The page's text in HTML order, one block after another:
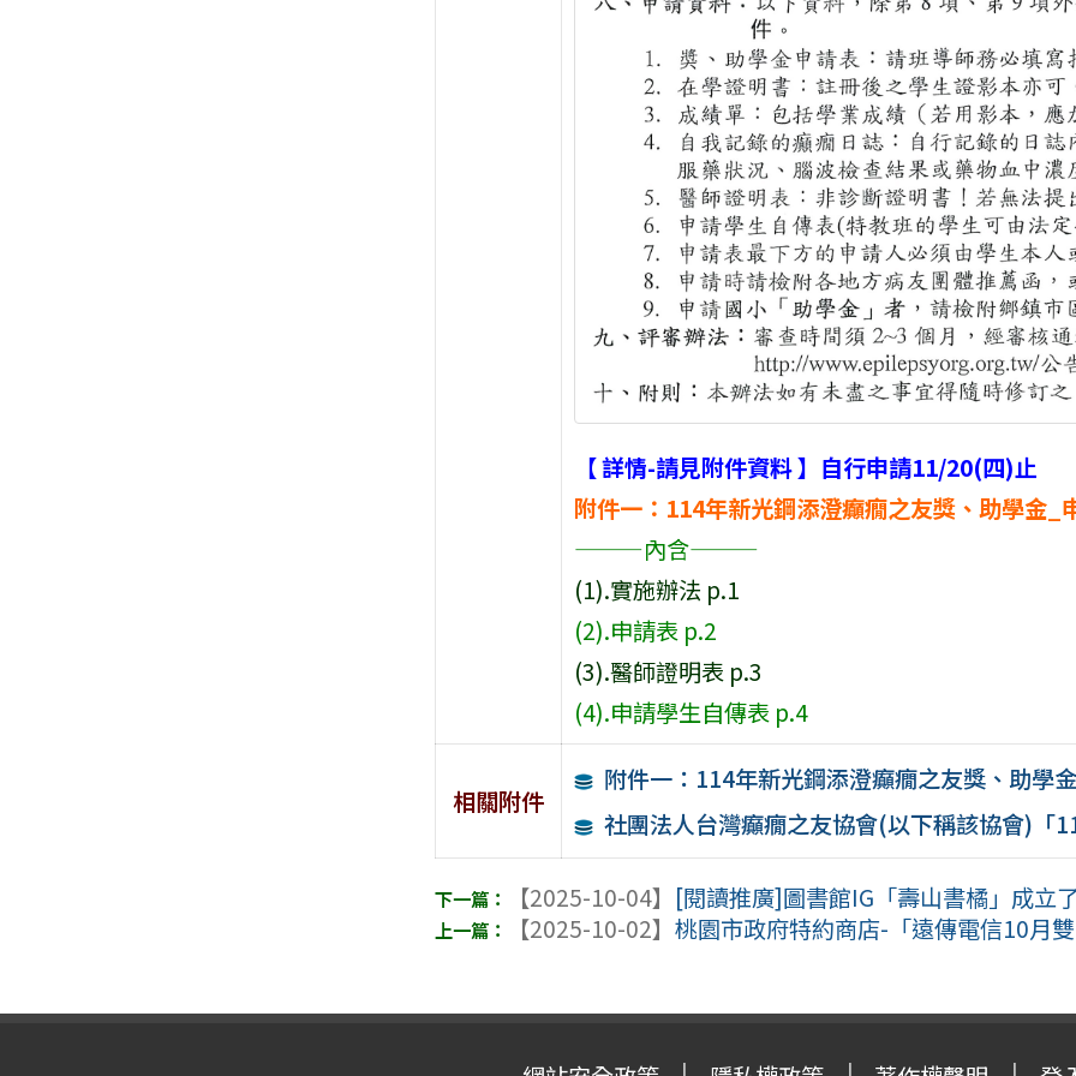
【 詳情-請見附件資料 】自行申請11/20(四)止
附件一：114年新光鋼添澄癲癇之友獎、助學金_
———內含———
(1).實施辦法 p.1
(2).申請表 p.2
(3).醫師證明表 p.3
(4).申請學生自傳表 p.4
相關附件
附件一：114年新光鋼添澄癲癇之友獎、助學
社團法人台灣癲癇之友協會(以下稱該協會)「
【2025-10-04】 [閱讀推廣]圖書館IG「壽山書橘」成立
【2025-10-02】桃園市政府特約商店-「遠傳電信10月